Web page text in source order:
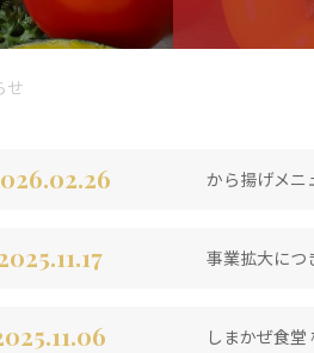
せ
から揚げメニ
事業拡大につ
しまかぜ食